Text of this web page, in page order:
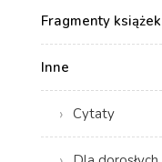
Fragmenty książek
Inne
Cytaty